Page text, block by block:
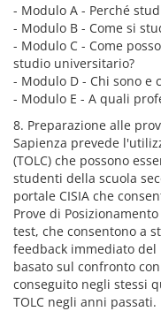
- Modulo A - Perché
- Modulo B - Come si
- Modulo C - Come
studio universitario?
- Modulo D - Chi sono e
- Modulo E - A quali
8. Preparazione alle
Sapienza prevede
(TOLC) che possono
studenti della scuola
portale CISIA che
Prove di Posizionamento
test, che consentono a
feedback immediato
basato sul confronto
conseguito negli stessi
TOLC negli anni passati.